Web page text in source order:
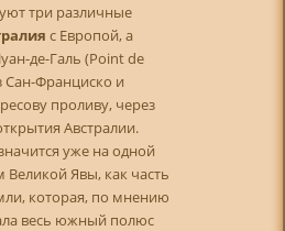
три различные
с Европой, а
де-Галь (Point de
Сан-Франциско и
проливу, через
Австралии.
уже на одной
Великой Явы, как часть
которая, по мнению
весь южный полюс